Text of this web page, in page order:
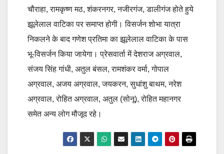
चौराहा, रामकृष्ण मठ, शंकरनगर, नजीरगंज, डालीगंज होते हुये
झूलेलाल वाटिका पर समाप्त होगी। विसर्जन शोभा यात्रा
निकलने के बाद गणेश प्रतिमा का झूलेलाल वाटिका के पास
भू-विसर्जन किया जायेगा। प्रेसवार्ता में देशराज अग्रवाल,
संजय सिंह गांधी, अतुल बंसल, रामशंकर वर्मा, गोपाल
अग्रवाल, अजय अग्रवाल, जयकरन, सुधांशु बाथम, नरेश
अग्रवाल, रोहित अग्रवाल, अतुल (सोनू), रोहित महानगर
समेत अन्य लोग मौजूद रहे।